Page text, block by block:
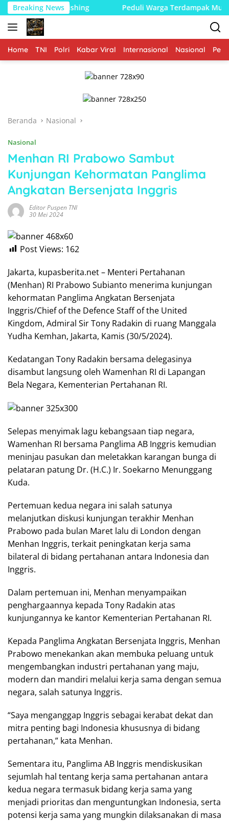
Langsung
ke
konten
Breaking News
Finishing Peduli Warga Terdampak Musibah,
Home TNI Polri Kabar Viral Internasional Nasional
Beranda Nasional
Nasional
Menhan RI Prabowo Sambut
Kunjungan Kehormatan Panglima
Angkatan Bersenjata Inggris
Editor Puspen TNI
30 Mei 2024
Post Views: 162
Jakarta, kupasberita.net – Menteri Pertahanan
(Menhan) RI Prabowo Subianto menerima kunjungan
kehormatan Panglima Angkatan Bersenjata
Inggris/Chief of the Defence Staff of the United
Kingdom, Admiral Sir Tony Radakin di ruang Manggala
Yudha Kemhan, Jakarta, Kamis (30/5/2024).
Kedatangan Tony Radakin bersama delegasinya
disambut langsung oleh Wamenhan RI di Lapangan
Bela Negara, Kementerian Pertahanan RI.
Selepas menyimak lagu kebangsaan tiap negara,
Wamenhan RI bersama Panglima AB Inggris kemudian
meninjau pasukan dan meletakkan karangan bunga di
pelataran patung Dr. (H.C.) Ir. Soekarno Menunggang
Kuda.
Pertemuan kedua negara ini salah satunya
melanjutkan diskusi kunjungan terakhir Menhan
Prabowo pada bulan Maret lalu di London dengan
Menhan Inggris, terkait peningkatan kerja sama
bilateral di bidang pertahanan antara Indonesia dan
Inggris.
Dalam pertemuan ini, Menhan menyampaikan
penghargaannya kepada Tony Radakin atas
kunjungannya ke kantor Kementerian Pertahanan RI.
Kepada Panglima Angkatan Bersenjata Inggris, Menhan
Prabowo menekankan akan membuka peluang untuk
mengembangkan industri pertahanan yang maju,
modern dan mandiri melalui kerja sama dengan semua
negara, salah satunya Inggris.
“Saya menganggap Inggris sebagai kerabat dekat dan
mitra penting bagi Indonesia khususnya di bidang
pertahanan,” kata Menhan.
Sementara itu, Panglima AB Inggris mendiskusikan
sejumlah hal tentang kerja sama pertahanan antara
kedua negara termasuk bidang kerja sama yang
menjadi prioritas dan menguntungkan Indonesia, serta
potensi kerja sama yang mungkin dilaksanakan di masa